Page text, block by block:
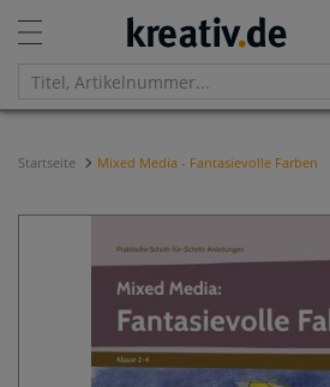
Startseite Mixed Media - Fantasievolle Farben